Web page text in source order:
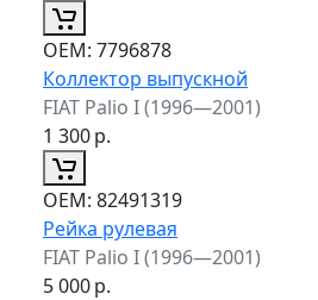
ОЕМ: 7796878
Коллектор выпускной
FIAT Palio I (1996—2001)
1 300р.
ОЕМ: 82491319
Рейка рулевая
FIAT Palio I (1996—2001)
5 000р.